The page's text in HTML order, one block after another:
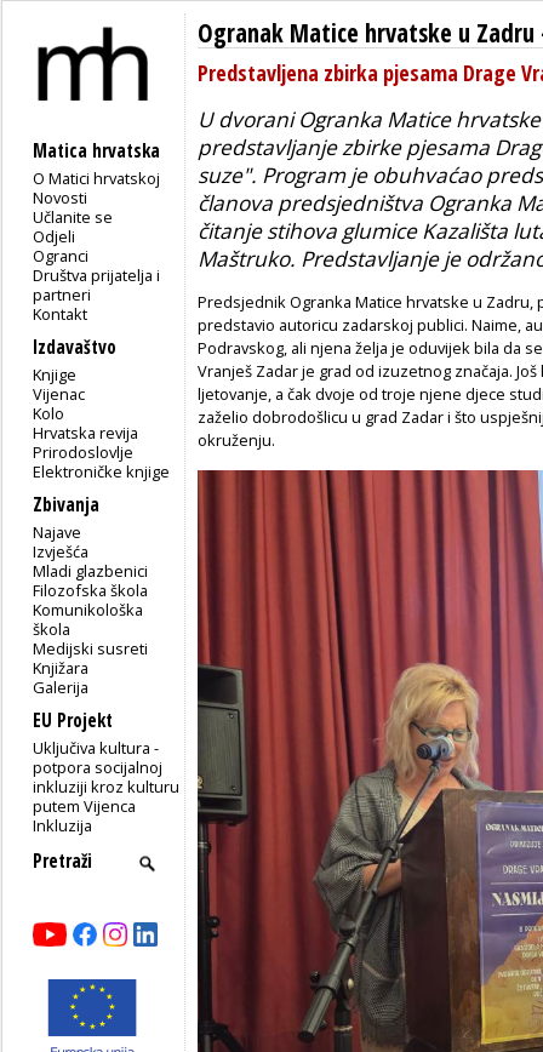
Matica hrvatska
O Matici hrvatskoj
Novosti
Učlanite se
Odjeli
Ogranci
Društva prijatelja i
partneri
Kontakt
Izdavaštvo
Knjige
Vijenac
Kolo
Hrvatska revija
Prirodoslovlje
Elektroničke knjige
Zbivanja
Najave
Izvješća
Mladi glazbenici
Filozofska škola
Komunikološka
škola
Medijski susreti
Knjižara
Galerija
EU Projekt
Uključiva kultura -
potpora socijalnoj
inkluziji kroz kulturu
putem Vijenca
Inkluzija
Ogranak Matice hrvatske u Zadru
Predstavljena zbirka pjesama Drage
U dvorani Ogranka Matice
predstavljanje zbirke pjesama
suze". Program je obuhvaćao
članova predsjedništva Ogranka
čitanje stihova glumice Kazališta
Maštruko. Predstavljanje je
Predsjednik Ogranka Matice hrvatske u Zadru,
predstavio autoricu zadarskoj publici. Naime,
Podravskog, ali njena želja je oduvijek bila da
Vranješ Zadar je grad od izuzetnog značaja.
ljetovanje, a čak dvoje od troje njene djece
zaželio dobrodošlicu u grad Zadar i što
okruženju.